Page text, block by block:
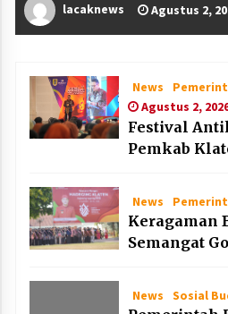
lacaknews Agustus 2,
News
Agustus 2,
Festival
Pemkab
News
Keragaman
Semangat
News Sosial